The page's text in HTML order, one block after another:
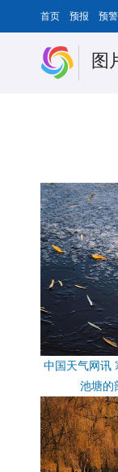
首页 预报 预警
图
中国天气网讯
池塘的